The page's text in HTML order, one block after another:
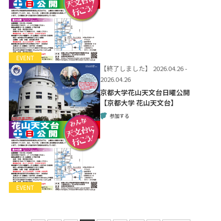
EVENT
EVENT
【終了しました】
2026.04.26 -
2026.04.26
京都大学花山天文台日曜公開
【京都大学 花山天文台】
参加する